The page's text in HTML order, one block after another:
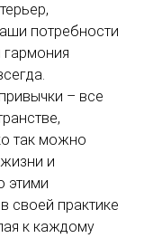
потребности
гармония
– все
так можно
и
этими
своей практике
к каждому